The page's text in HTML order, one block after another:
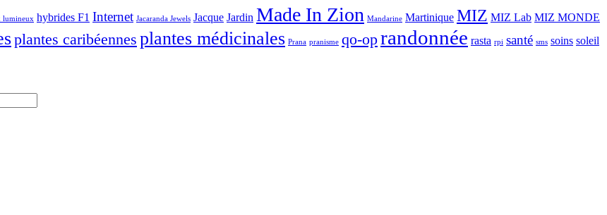
lumineux hybrides F1 Internet Jacaranda Jewels Jacque Jardin Made In Zion Mandarine Martinique MIZ MIZ Lab MIZ MONDE
plantes caribéennes plantes médicinales Prana pranisme qo-oprandonnée rasta rpi santé sms soins soleil